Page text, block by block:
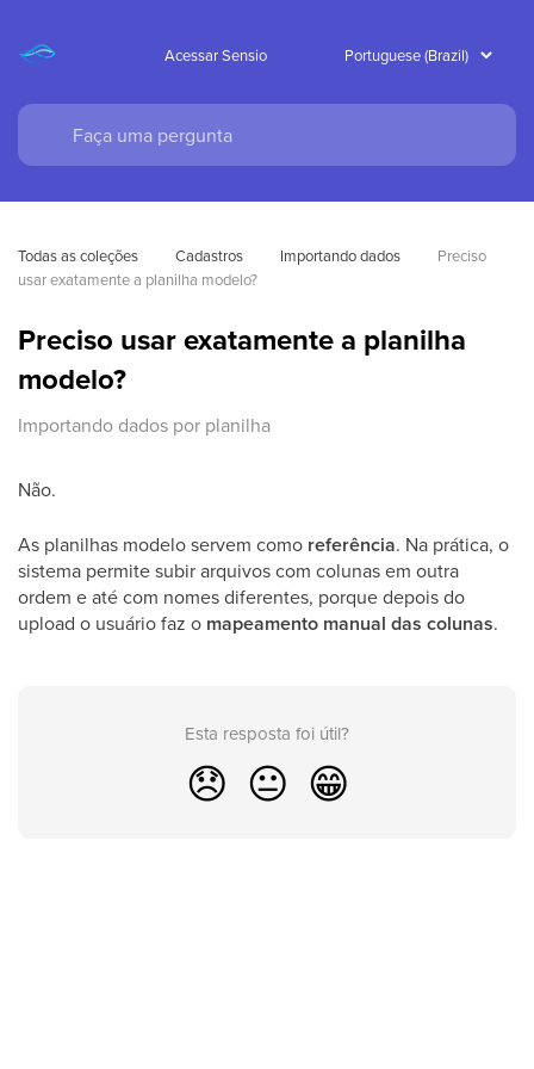
Acessar Sensio
Todas as coleções Cadastros Importando dados
Preciso
usar exatamente a planilha modelo?
Preciso usar exatamente a planilha
modelo?
Importando dados por planilha
Não.
As planilhas modelo servem como referência. Na prática, o
sistema permite subir arquivos com colunas em outra
ordem e até com nomes diferentes, porque depois do
upload o usuário faz o mapeamento manual das colunas.
Esta resposta foi útil?
😞 😐 😁